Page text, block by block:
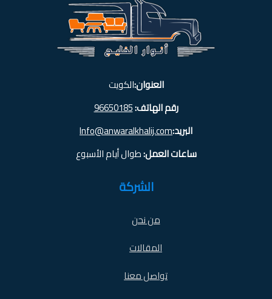
العنوان:الكويت
رقم الهاتف:96650185
البريد:Info@anwaralkhalij.com
ساعات العمل:طوال أيام الأسبوع
الشركة
من نحن
المقالات
تواصل معنا